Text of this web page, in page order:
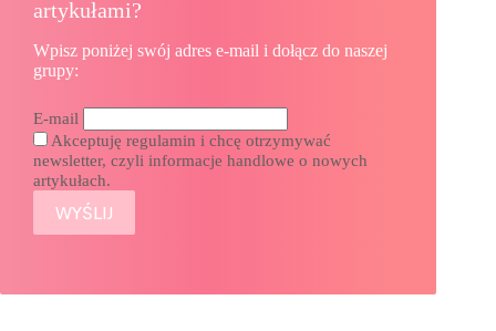
artykułami?
Wpisz poniżej swój adres e-mail i dołącz do naszej
grupy:
E-mail
Akceptuję regulamin i chcę otrzymywać
newsletter, czyli informacje handlowe o nowych
artykułach.